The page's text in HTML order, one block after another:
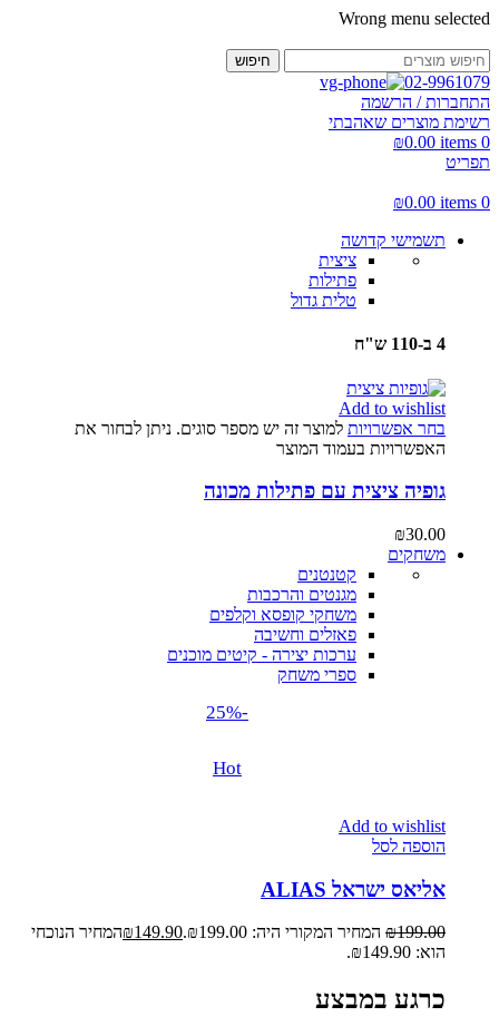
Wrong menu selected
חיפוש
02-9961079
התחברות / הרשמה
רשימת מוצרים שאהבתי
0
items
₪0.00
תפריט
0
items
₪0.00
תשמישי קדושה
ציצית
פתילות
טלית גדול
4 ב-110 ש"ח
Add to wishlist
בחר אפשרויות למוצר זה יש מספר סוגים. ניתן לבחור את
האפשרויות בעמוד המוצר
גופיה ציצית עם פתילות מכונה
₪30.00
משחקים
קטנטנים
מגנטים והרכבות
משחקי קופסא וקלפים
פאזלים וחשיבה
ערכות יצירה - קיטים מוכנים
ספרי משחק
-25%
Hot
Add to wishlist
הוספה לסל
אליאס ישראל ALIAS
₪199.00 המחיר המקורי היה: ₪199.00. ₪149.90
המחיר הנוכחי
הוא: ₪149.90.
כרגע במבצע